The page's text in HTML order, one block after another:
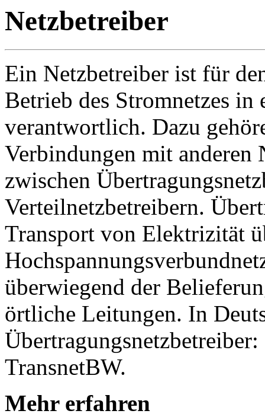
Netzbetreiber
Ein Netzbetreiber ist für
Betrieb des Stromnetzes
verantwortlich. Dazu
Verbindungen mit anderen
zwischen
Verteilnetzbetreibern.
Transport von Elektrizität
überwiegend der
örtliche Leitungen. In
TransnetBW.
Mehr erfahren